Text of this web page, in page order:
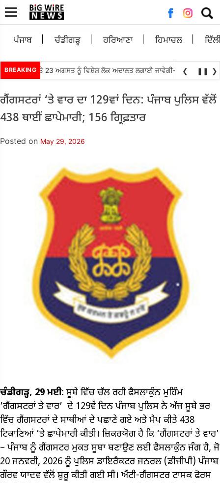
for:
ਪੰਜਾਬ ਚੰਡੀਗੜ੍ਹ ਹਰਿਆਣਾ ਹਿਮਾਚਲ
BREAKING
21, 22 ਅਤੇ 23 ਅਗਸਤ ਨੂੰ ਵਿਸ਼ੇਸ਼ ਲੋਕ ਅਦਾਲਤ ਲਗਾਈ ਜਾਵੇਗੀ- ਮਾਣਯੋਗ ਜਿਲ੍ਹਾ
❮ ❚❚ ❯
ਗੈਂਗਸਟਰਾਂ ‘ਤੇ ਵਾਰ ਦਾ 129ਵਾਂ ਦਿਨ: ਪੰਜਾਬ ਪੁਲਿਸ ਵੱਲੋਂ
438 ਥਾਈਂ ਛਾਪੇਮਾਰੀ; 156 ਗ੍ਰਿਫ਼ਤਾਰ
Posted on May 29, 2026
ਚੰਡੀਗੜ੍ਹ, 29 ਮਈ: ਸੂਬੇ ਵਿੱਚ ਚੱਲ ਰਹੀ ਫੈਸਲਾਕੁੰਨ ਮੁਹਿੰਮ
’ਗੈਂਗਸਟਰਾਂ ਤੇ ਵਾਰ’ ਦੇ 129ਵੇਂ ਦਿਨ ਪੰਜਾਬ ਪੁਲਿਸ ਨੇ ਅੱਜ ਸੂਬੇ ਭਰ
ਵਿੱਚ ਗੈਂਗਸਟਰਾਂ ਦੇ ਸਾਥੀਆਂ ਦੇ ਪਛਾਣੇ ਗਏ ਅਤੇ ਮੈਪ ਕੀਤੇ 438
ਟਿਕਾਣਿਆਂ ’ਤੇ ਛਾਪੇਮਾਰੀ ਕੀਤੀ। ਜ਼ਿਕਰਯੋਗ ਹੈ ਕਿ ‘ਗੈਂਗਸਟਰਾਂ ਤੇ ਵਾਰ’
– ਪੰਜਾਬ ਨੂੰ ਗੈਂਗਸਟਰ ਮੁਕਤ ਸੂਬਾ ਬਣਾਉਣ ਲਈ ਫੈਸਲਾਕੁੰਨ ਜੰਗ ਹੈ, ਜੋ
20 ਜਨਵਰੀ, 2026 ਨੂੰ ਪੁਲਿਸ ਡਾਇਰੈਕਟਰ ਜਨਰਲ (ਡੀਜੀਪੀ) ਪੰਜਾਬ
ਗੌਰਵ ਯਾਦਵ ਵੱਲੋਂ ਸ਼ੁਰੂ ਕੀਤੀ ਗਈ ਸੀ। ਐਂਟੀ-ਗੈਂਗਸਟਰ ਟਾਸਕ ਫੋਰਸ